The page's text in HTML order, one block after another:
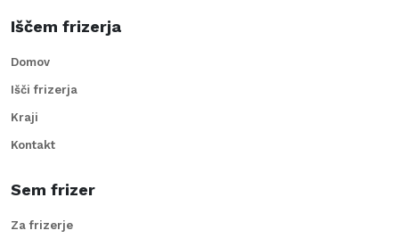
Iščem frizerja
Domov
Išči frizerja
Kraji
Kontakt
Sem frizer
Za frizerje